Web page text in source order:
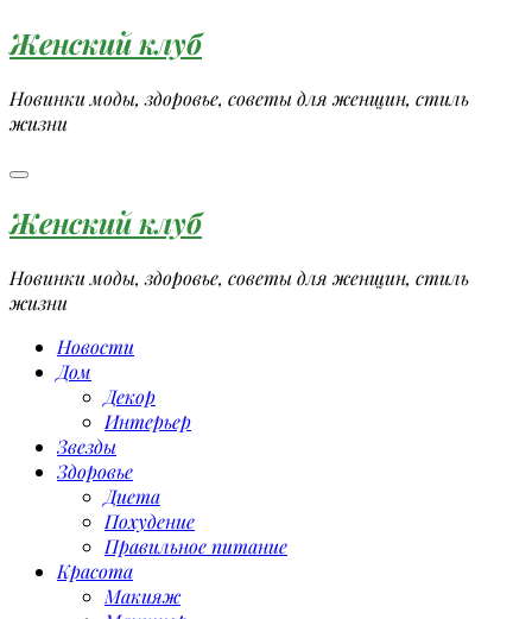
Перейти
к
содержимому
Женский клуб
Новинки моды, здоровье, советы для женщин, стиль
жизни
Женский клуб
Новинки моды, здоровье, советы для женщин, стиль
жизни
Новости
Дом
Декор
Интерьер
Звезды
Здоровье
Диета
Похудение
Правильное питание
Красота
Макияж